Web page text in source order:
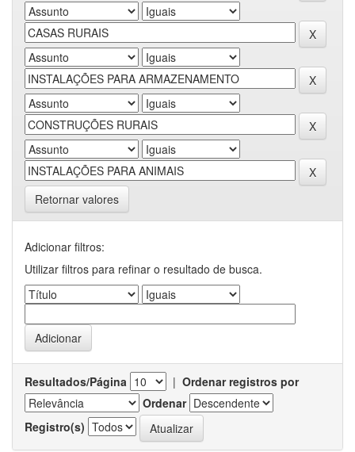
Retornar valores
Adicionar filtros:
Utilizar filtros para refinar o resultado de busca.
Resultados/Página | Ordenar registros por
Ordenar
Registro(s)